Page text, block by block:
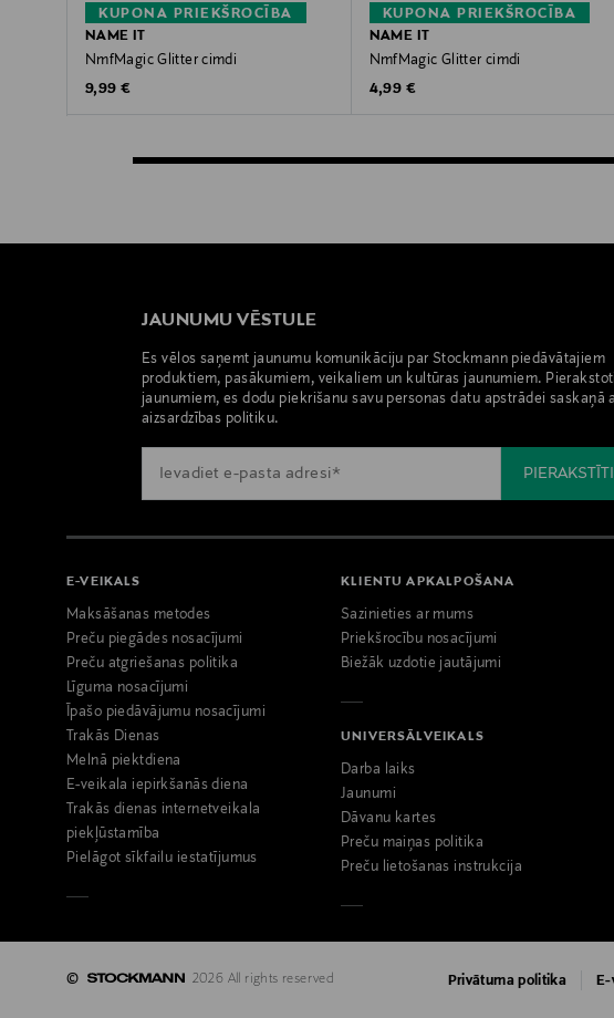
KUPONA PRIEKŠROCĪBA
NAME IT
NmfMagic Glitter cimdi
Original Price
9,99 €
KUPONA PRIEKŠROCĪBA
NAME IT
NmfMagic Glitter cimdi
Original Price
4,99 €
JAUNUMU VĒSTULE
Es vēlos saņemt jaunumu komunikāciju par Stockmann piedāvātajiem
produktiem, pasākumiem, veikaliem un kultūras jaunumiem.
jaunumiem, es dodu piekrišanu savu personas datu apstrādei saskaņā
aizsardzības politiku.
E-VEIKALS
Maksāšanas metodes
Preču piegādes nosacījumi
Preču atgriešanas politika
Līguma nosacījumi
Īpašo piedāvājumu nosacījumi
Trakās Dienas
Melnā piektdiena
E-veikala iepirkšanās diena
Trakās dienas internetveikala
piekļūstamība
Pielāgot sīkfailu iestatījumus
KLIENTU APKALPOŠANA
Sazinieties ar mums
Priekšrocību nosacījumi
Biežāk uzdotie jautājumi
UNIVERSĀLVEIKALS
Darba laiks
Jaunumi
Dāvanu kartes
Preču maiņas politika
Preču lietošanas instrukcija
© 2026 All rights reserved Privātuma politika